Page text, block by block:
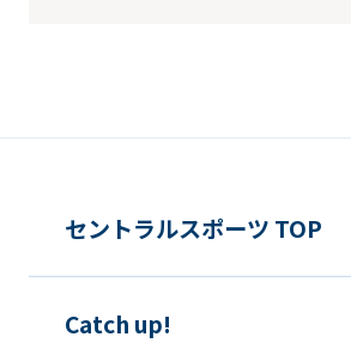
セントラルスポーツ TOP
Catch up!